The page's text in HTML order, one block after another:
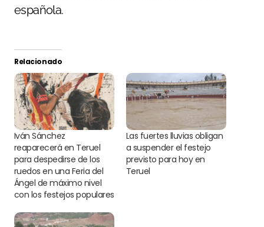
española.
Relacionado
Iván Sánchez
reaparecerá en Teruel
para despedirse de los
ruedos en una Feria del
Ángel de máximo nivel
con los festejos populares
Las fuertes lluvias obligan
a suspender el festejo
previsto para hoy en
Teruel